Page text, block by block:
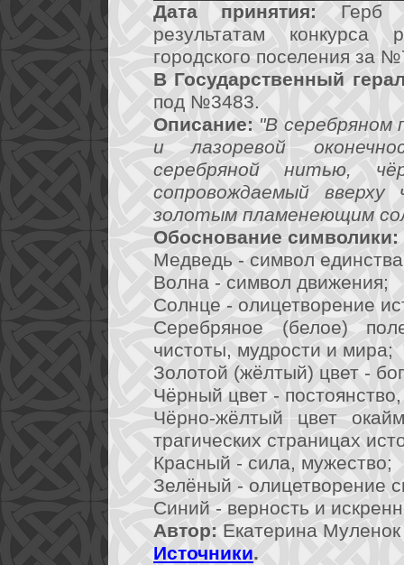
Дата принятия: Герб
результатам конкурса
городского поселения за
В Государственный
под №3483.
Описание: "В серебряном
и лазоревой
серебряной нитью,
сопровождаемый
золотым пламенеющим
Обоснование символики:
Медведь - символ
Волна - символ движения;
Солнце - олицетворение
Серебряное (белое)
чистоты, мудрости и мира;
Золотой (жёлтый) цвет -
Чёрный цвет -
Чёрно-жёлтый цвет
трагических страницах
Красный - сила, мужество;
Зелёный - олицетворение
Синий - верность и
Автор: Екатерина
Источники.